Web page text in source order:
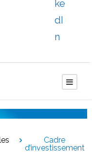
Cadre
d’investissement